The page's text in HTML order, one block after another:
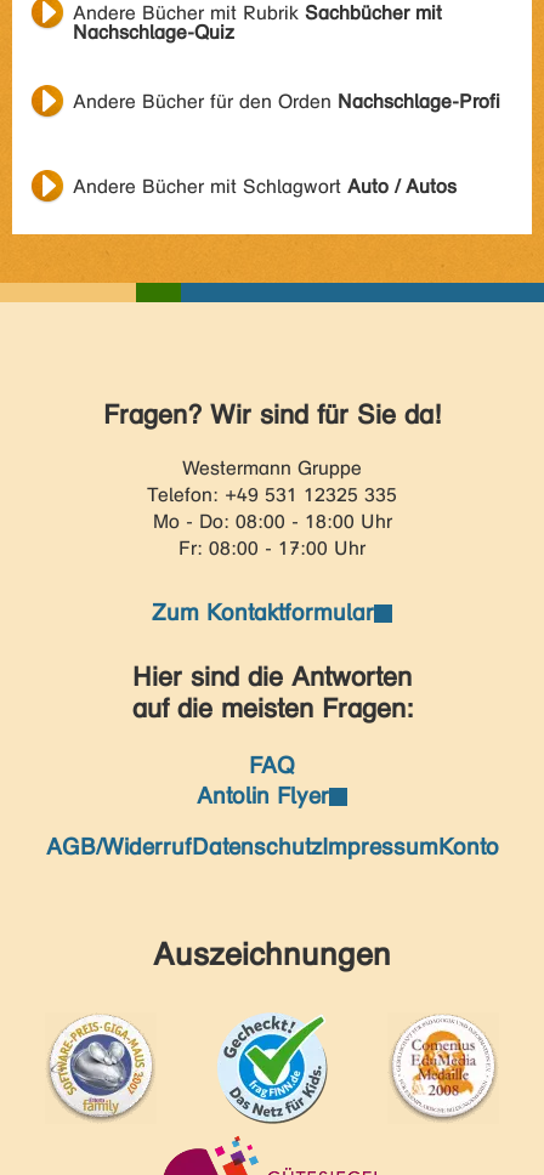
Andere Bücher mit Rubrik Sachbücher mit
Nachschlage-Quiz
Andere Bücher für den Orden Nachschlage-Profi
Andere Bücher mit Schlagwort Auto / Autos